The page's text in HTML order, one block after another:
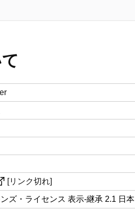
[リンク切れ]
ズ・ライセンス 表示-継承 2.1 日本